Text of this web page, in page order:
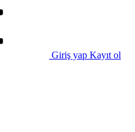
Giriş yap Kayıt ol